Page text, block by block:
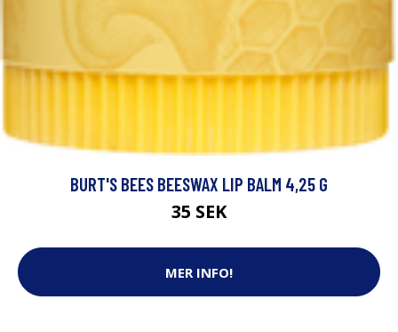
BURT'S BEES BEESWAX LIP BALM 4,25 G
35 SEK
MER INFO!